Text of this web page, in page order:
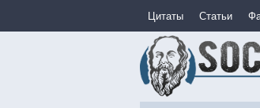
Цитаты Статьи